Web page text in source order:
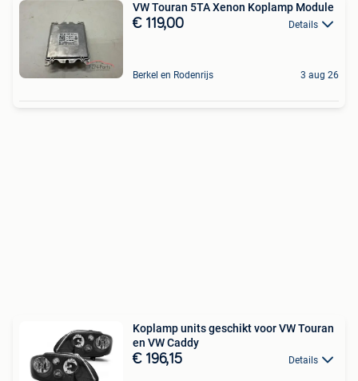
VW Touran 5TA Xenon Koplamp Module
€ 119,00 Details
Berkel en Rodenrijs 3 aug 26
Koplamp units geschikt voor VW Touran
en VW Caddy
€ 196,15 Details